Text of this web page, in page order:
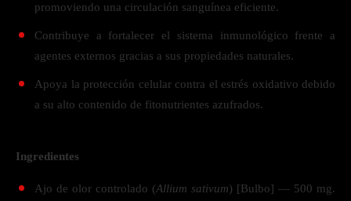
promoviendo una circulación sanguínea eficiente.
Contribuye a fortalecer el sistema inmunológico frente a
agentes externos gracias a sus propiedades naturales.
Apoya la protección celular contra el estrés oxidativo debido
a su alto contenido de fitonutrientes azufrados.
Ingredientes
Ajo de olor controlado (Allium sativum) [Bulbo] — 500 mg.